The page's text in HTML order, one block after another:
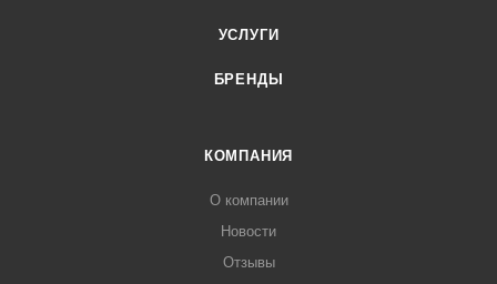
УСЛУГИ
БРЕНДЫ
КОМПАНИЯ
О компании
Новости
Отзывы